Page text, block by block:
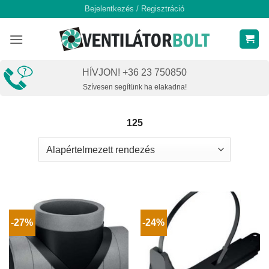
content
Bejelentkezés / Regisztráció
HÍVJON! +36 23 750850
Szívesen segítünk ha elakadna!
125
-27% -24%